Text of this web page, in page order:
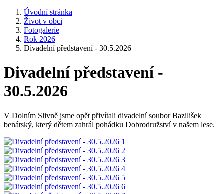
Úvodní stránka
Život v obci
Fotogalerie
Rok 2026
Divadelní představení - 30.5.2026
Divadelní představení -
30.5.2026
V Dolním Slivně jsme opět přivítali divadelní soubor Bazilišek
benátský, který dětem zahrál pohádku Dobrodružství v našem lese.